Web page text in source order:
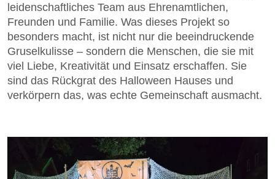
leidenschaftliches Team aus Ehrenamtlichen,
Freunden und Familie. Was dieses Projekt so
besonders macht, ist nicht nur die beeindruckende
Gruselkulisse – sondern die Menschen, die sie mit
viel Liebe, Kreativität und Einsatz erschaffen. Sie
sind das Rückgrat des Halloween Hauses und
verkörpern das, was echte Gemeinschaft ausmacht.